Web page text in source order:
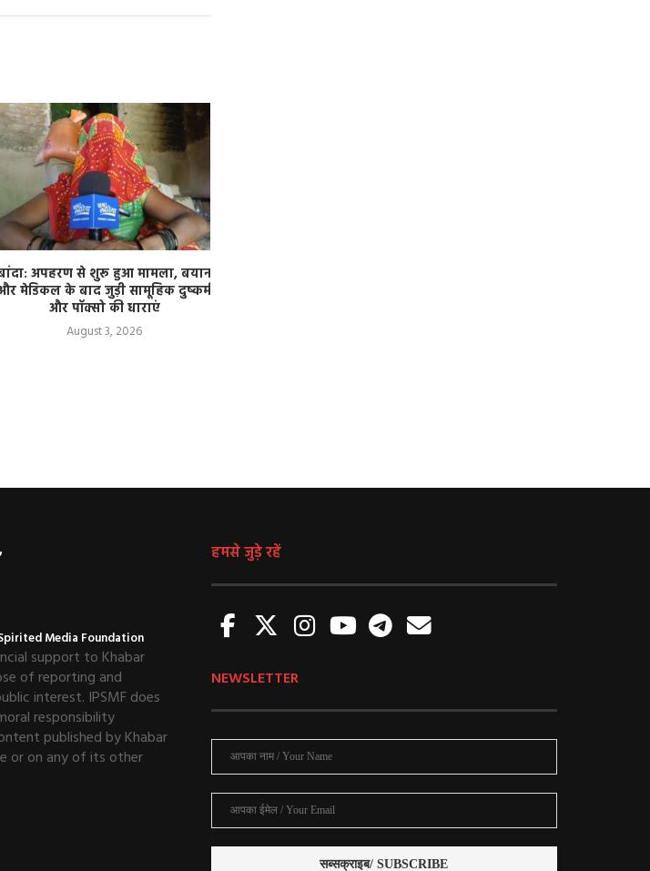
अपहरण से शुरू हुआ मामला, बयान
मेडिकल के बाद जुड़ी सामूहिक दुष्कर्म
और पॉक्सो की धाराएं
August 3, 2026
Media Foundation
support to Khabar
of reporting and
interest. IPSMF does
responsibility
published by Khabar
or on any of its other
हमसे जुड़े रहें
NEWSLETTER